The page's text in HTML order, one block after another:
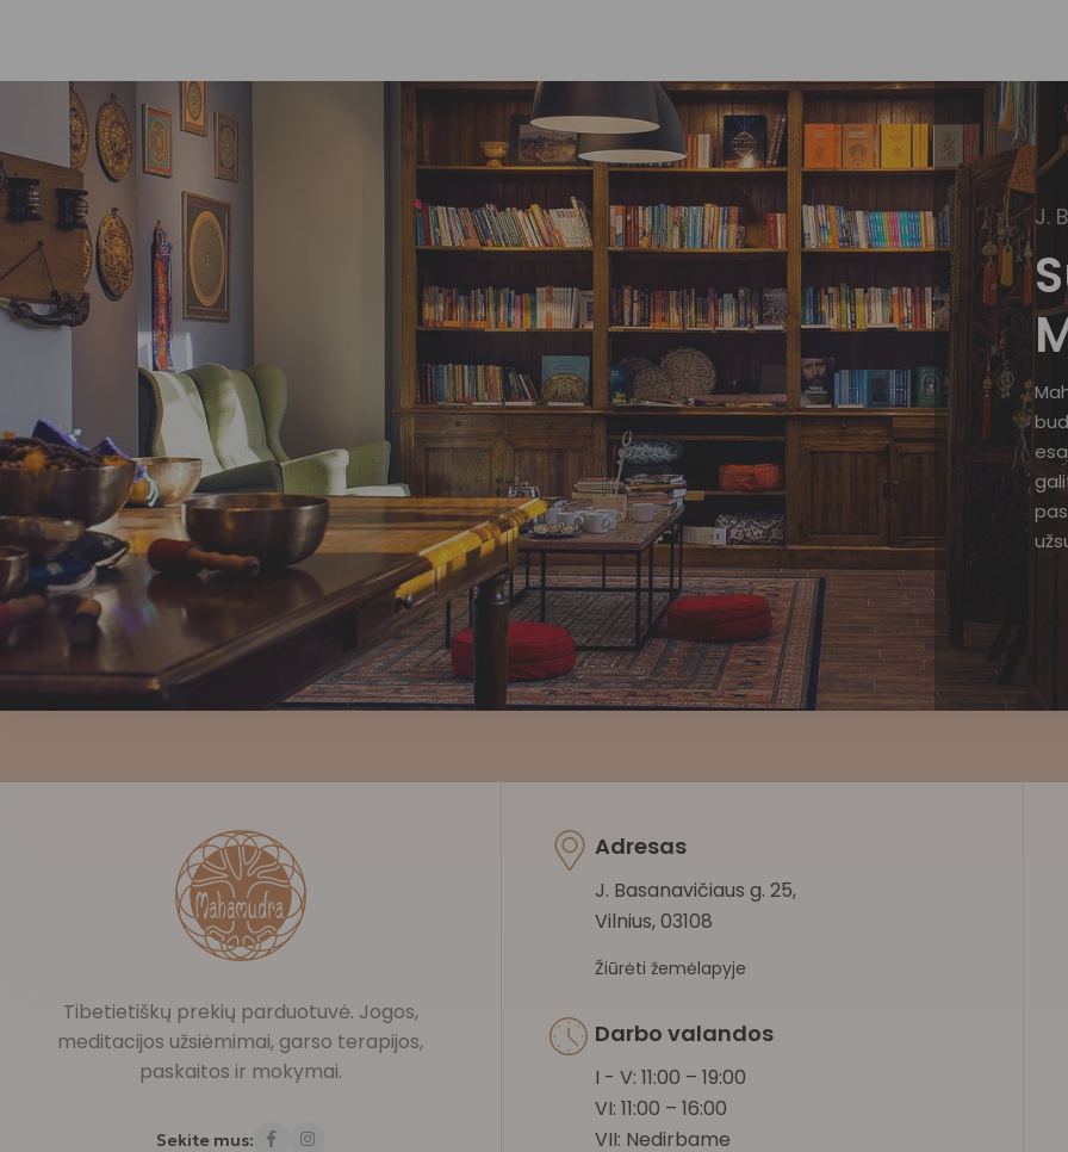
J.
Tibetietiškų prekių parduotuvė. Jogos,
meditacijos užsiėmimai, garso terapijos,
paskaitos ir mokymai.
Sekite mus:
Adresas
J. Basanavičiaus g. 25,
Vilnius, 03108
Žiūrėti žemėlapyje
Darbo valandos
I - V: 11:00 – 19:00
VI: 11:00 – 16:00
VII: Nedirbame